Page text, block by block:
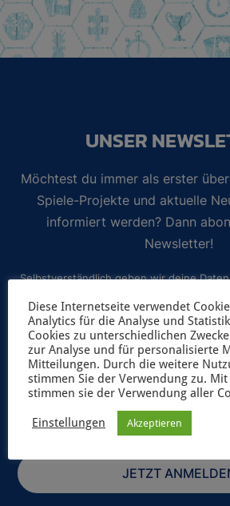
UNSER
Möchtest du immer als erster
Spiele-Projekte und aktuelle
informiert werden? Dann
Newsletter!
Selbstverständlich geben wir deine
Dritte weiter. Weitere Informationen
findest du in unserer
JETZT
Diese Internetseite verwendet
Analytics für die Analyse und
Cookies zu unterschiedlichen
zur Analyse und für personalisierte
Mitteilungen. Durch die weitere
stimmen Sie der Verwendung zu.
stimmen sie der Verwendung aller
Einstellungen Akzeptieren